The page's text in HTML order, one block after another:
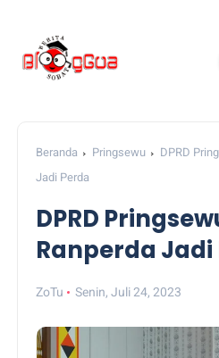
Beranda Pringsewu
DPRD
Jadi Perda
DPRD
Ranperda Jadi
ZoTu Senin, Juli 24, 2023